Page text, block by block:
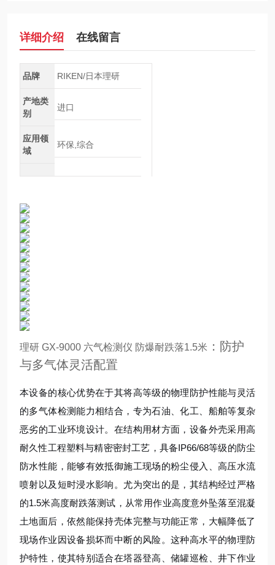
详细介绍 在线留言
品牌 RIKEN/日本理研
产地类
别
进口
应用领
域
环保,综合
理研 GX-9000 六气检测仪 防爆耐跌落1.5米 ：防护
与多气体灵活配置
本设备的核心优势在于其将高等级的物理防护性能与灵活
的多气体检测能力相结合，专为石油、化工、船舶等复杂
恶劣的工业环境设计。在结构用材方面，设备外壳采用高
耐久性工程塑料与精密密封工艺，具备IP66/68等级的防尘
防水性能，能够有效抵御施工现场的粉尘侵入、高压水流
喷射以及短时浸水影响。尤为突出的是，其结构经过严格
的1.5米高度耐跌落测试，从常用作业高度意外坠落至混凝
土地面后，依然能保持壳体完整与功能正常，大幅降低了
现场作业因设备损坏而中断的风险。这种高水平的物理防
护特性，使其特别适合在塔器登高、储罐巡检、井下作业